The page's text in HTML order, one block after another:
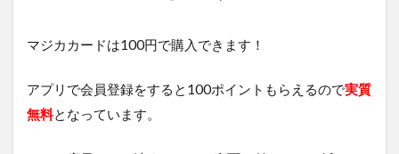
券す
法
5.1
マジカカードは100円で購入できます！
アプリで会員登録をすると100ポイントもらえるので実質
無料となっています。